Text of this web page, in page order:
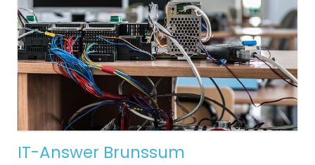
IT-Answer Brunssum